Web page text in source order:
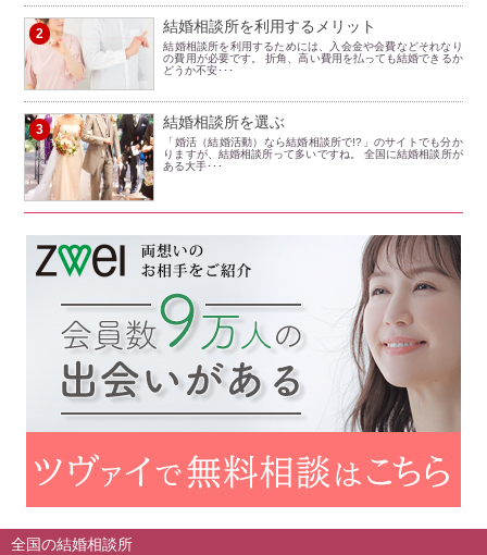
2 結婚相談所を利用するメリット
結婚相談所を利用するためには、入会金や会費などそれなり
の費用が必要です。 折角、高い費用を払っても結婚できるか
どうか不安･･･
3 結婚相談所を選ぶ
「婚活（結婚活動）なら結婚相談所で!?」のサイトでも分か
りますが、結婚相談所って多いですね。 全国に結婚相談所が
ある大手･･･
全国の結婚相談所